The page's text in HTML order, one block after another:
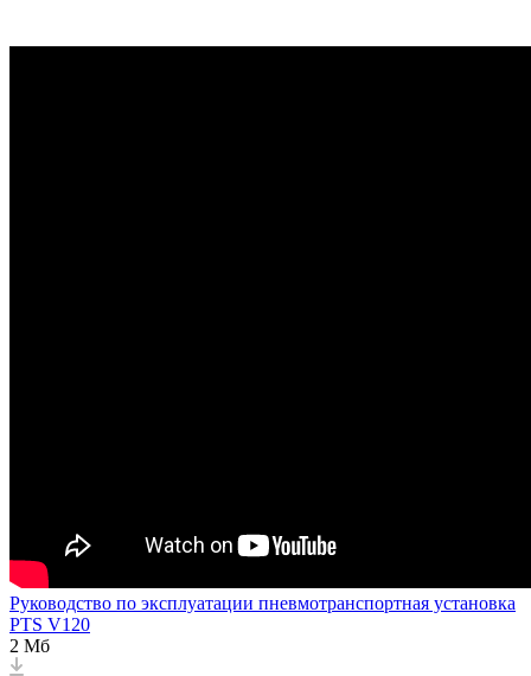
Руководство по эксплуатации пневмотранспортная установка
PTS V120
2 Мб